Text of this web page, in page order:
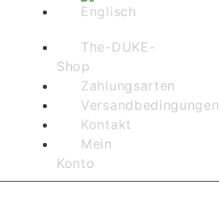
The-DUKE-
Shop
Zahlungsarten
Versandbedingungen
Kontakt
Mein
Konto